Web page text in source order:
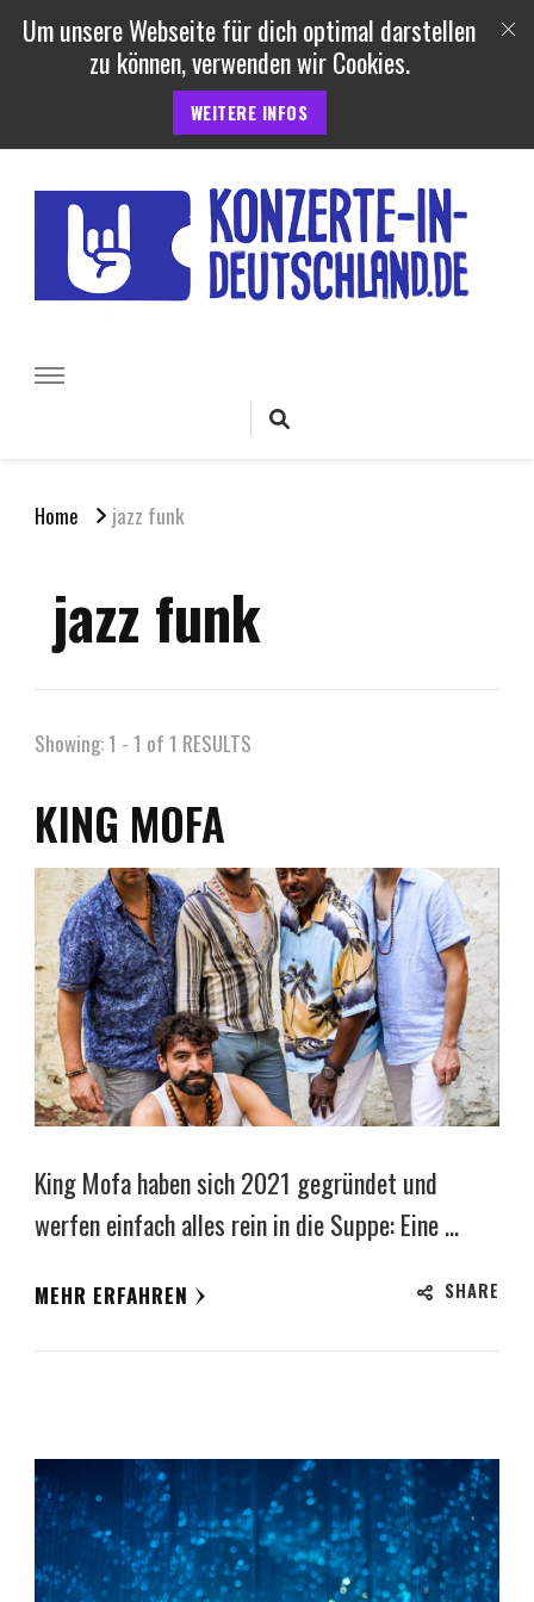
Um unsere Webseite für dich optimal darstellen
zu können, verwenden wir Cookies.
WEITERE INFOS
Deutschland
Veranstaltungen in Deutschland
Home jazz funk
jazz funk
Showing: 1 - 1 of 1 RESULTS
KING MOFA
King Mofa haben sich 2021 gegründet und
werfen einfach alles rein in die Suppe: Eine …
MEHR ERFAHREN SHARE